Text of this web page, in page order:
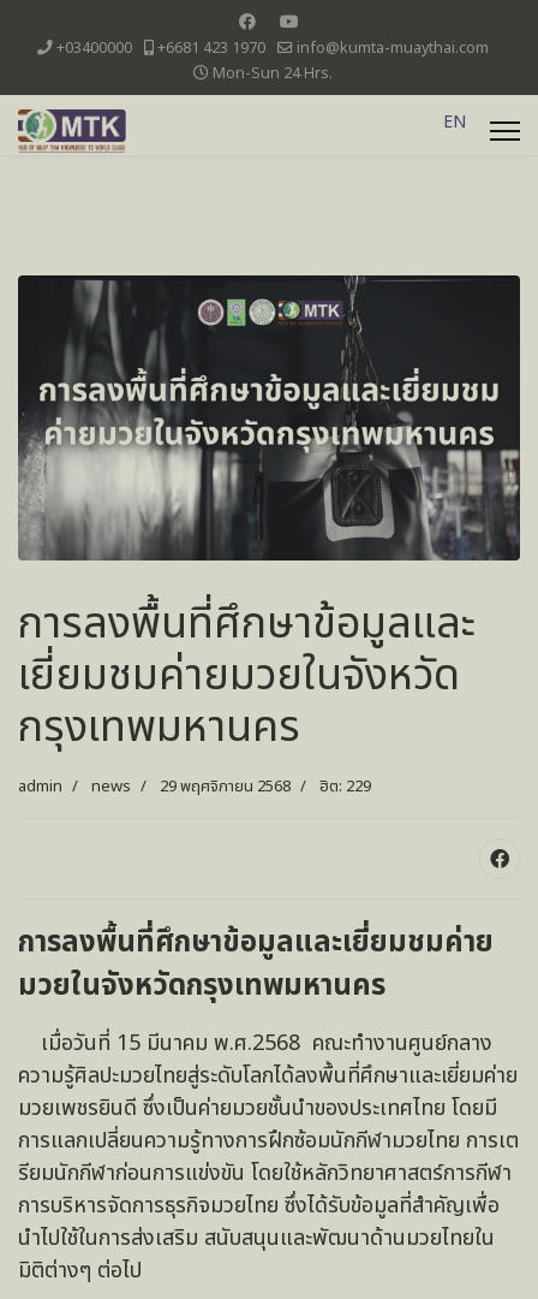
+03400000 +6681 423 1970
info@kumta-muaythai.com
Mon-Sun 24 Hrs.
EN
การลงพื้นที่ศึกษาข้อมูลและ
เยี่ยมชมค่ายมวยในจังหวัด
กรุงเทพมหานคร
admin news 29 พฤศจิกายน 2568 ฮิต: 229
การลงพื้นที่ศึกษาข้อมูลและเยี่ยมชมค่าย
มวยในจังหวัดกรุงเทพมหานคร
เมื่อวันที่ 15 มีนาคม พ.ศ.2568 คณะทำงานศูนย์กลาง
ความรู้ศิลปะมวยไทยสู่ระดับโลกได้ลงพื้นที่ศึกษาและเยี่ยมค่าย
มวยเพชรยินดี ซึ่งเป็นค่ายมวยชั้นนำของประเทศไทย โดยมี
การแลกเปลี่ยนความรู้ทางการฝึกซ้อมนักกีฬามวยไทย การเต
รียมนักกีฬาก่อนการแข่งขัน โดยใช้หลักวิทยาศาสตร์การกีฬา
การบริหารจัดการธุรกิจมวยไทย ซึ่งได้รับข้อมูลที่สำคัญเพื่อ
นำไปใช้ในการส่งเสริม สนับสนุนและพัฒนาด้านมวยไทยใน
มิติต่างๆ ต่อไป